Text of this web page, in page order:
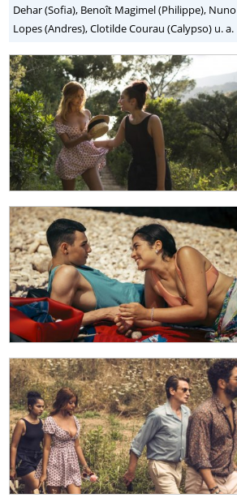
Dehar (Sofia), Benoît Magimel (Philippe), Nuno
Lopes (Andres), Clotilde Courau (Calypso) u. a.